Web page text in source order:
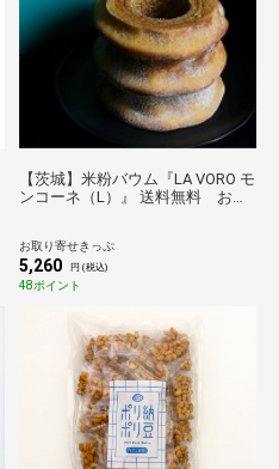
【茨城】米粉バウム『LA VORO モ
ンコーネ（L）』 送料無料 お取
たせ
お取り寄せきっぷ
5,260 円 (税込)
48ポイント